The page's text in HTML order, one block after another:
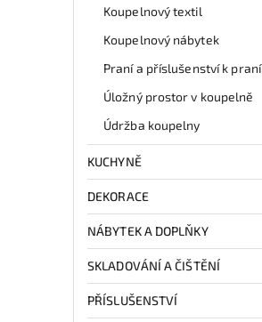
Koupelnový textil
Koupelnový nábytek
Praní a příslušenství k praní
Úložný prostor v koupelně
Údržba koupelny
KUCHYNĚ
DEKORACE
NÁBYTEK A DOPLŇKY
SKLADOVÁNÍ A ČIŠTĚNÍ
PŘÍSLUŠENSTVÍ